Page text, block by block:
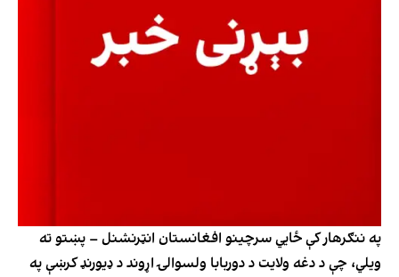
په ننګرهار کې ځایي سرچینو افغانستان انټرنشنل – پښتو ته
ویلي، چې د دغه ولایت د دوربابا ولسوالۍ اړوند د ډیورنډ کرښې په